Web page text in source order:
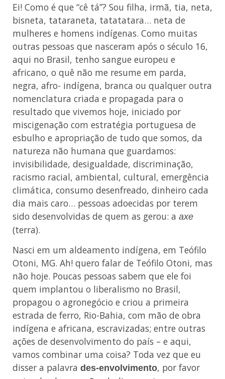
Ei! Como é que “cê tá”? Sou filha, irmã, tia, neta,
bisneta, tataraneta, tatatatara… neta de
mulheres e homens indígenas. Como muitas
outras pessoas que nasceram após o século 16,
aqui no Brasil, tenho sangue europeu e
africano, o quê não me resume em parda,
negra, afro- indígena, branca ou qualquer outra
nomenclatura criada e propagada para o
resultado que vivemos hoje, iniciado por
miscigenação com estratégia portuguesa de
esbulho e apropriação de tudo que somos, da
natureza não humana que guardamos:
invisibilidade, desigualdade, discriminação,
racismo racial, ambiental, cultural, emergência
climática, consumo desenfreado, dinheiro cada
dia mais caro… pessoas adoecidas por terem
sido desenvolvidas de quem as gerou: a axe
(terra).
Nasci em um aldeamento indígena, em Teófilo
Otoni, MG. Ah! quero falar de Teófilo Otoni, mas
não hoje. Poucas pessoas sabem que ele foi
quem implantou o liberalismo no Brasil,
propagou o agronegócio e criou a primeira
estrada de ferro, Rio-Bahia, com mão de obra
indígena e africana, escravizadas; entre outras
ações de desenvolvimento do país – e aqui,
vamos combinar uma coisa? Toda vez que eu
disser a palavra des-envolvimento, por favor